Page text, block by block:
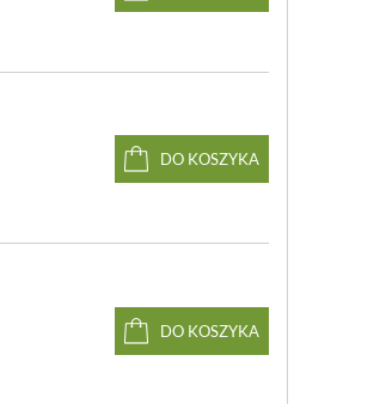
DO KOSZYKA
DO KOSZYKA